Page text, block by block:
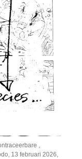
,
13 februari 2026,